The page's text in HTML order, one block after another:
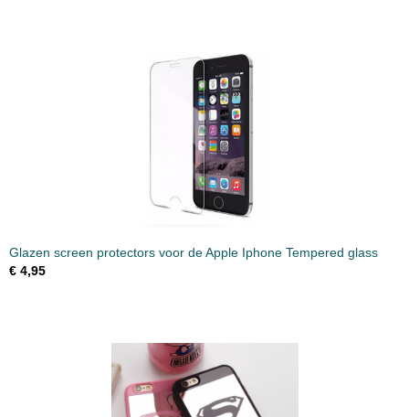
Glazen screen protectors voor de Apple Iphone Tempered glass
€ 4,95